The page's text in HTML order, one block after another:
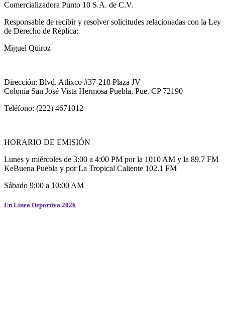
Comercializadora Punto 10 S.A. de C.V.
Responsable de recibir y resolver solicitudes relacionadas con la Ley
de Derecho de Réplica:
Miguel Quiroz
Dirección: Blvd. Atlixco #37-218 Plaza JV
Colonia San José Vista Hermosa Puebla, Pue. CP 72190
Teléfono: (222) 4671012
HORARIO DE EMISIÓN
Lunes y miércoles de 3:00 a 4:00 PM por la 1010 AM y la 89.7 FM
KeBuena Puebla y por La Tropical Caliente 102.1 FM
Sábado 9:00 a 10:00 AM
En Línea Deportiva 2026